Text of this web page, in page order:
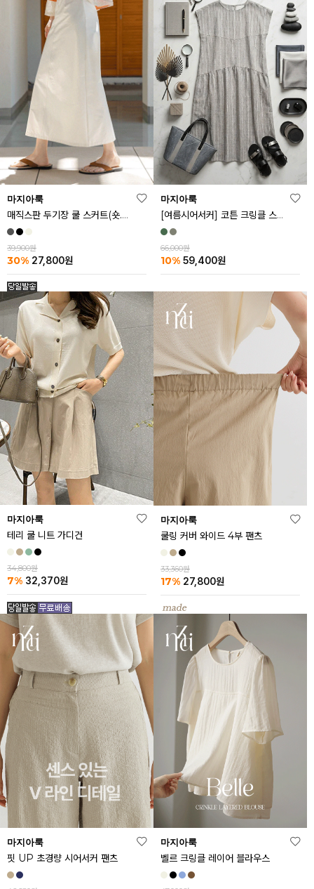
마지아룩
매직스판 두기장 쿨 스커트(숏.기본ver)
39,900원
30% 27,800원
마지아룩
[여름시어서커] 코튼 크링클 스트라이프 원피스
66,000원
10% 59,400원
마지아룩
테리 쿨 니트 가디건
34,800원
7% 32,370원
마지아룩
쿨링 커버 와이드 4부 팬츠
33,360원
17% 27,800원
마지아룩
핏 UP 초경량 시어서커 팬츠
마지아룩
벨르 크링클 레이어 블라우스